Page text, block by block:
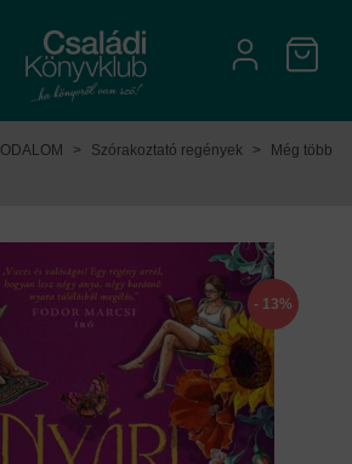
> Szórakoztató regények >
Még több
- 13%